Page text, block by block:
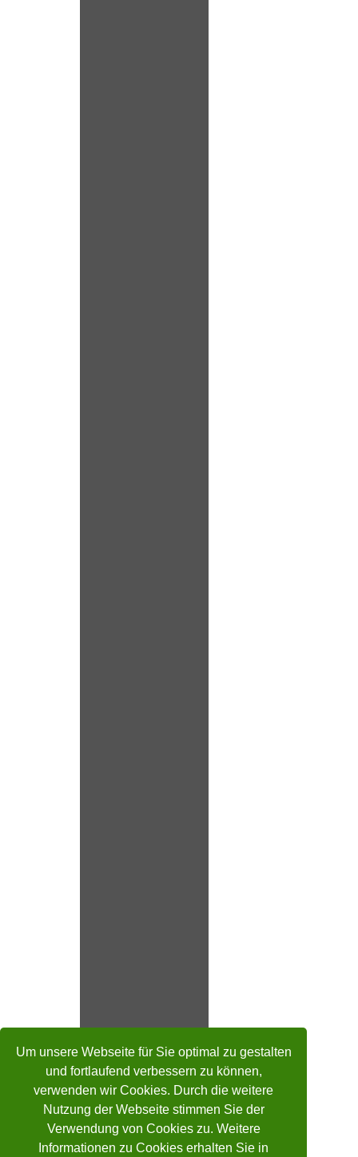
Um unsere Webseite für Sie optimal zu gestalten
und fortlaufend verbessern zu können,
verwenden wir Cookies. Durch die weitere
Nutzung der Webseite stimmen Sie der
Verwendung von Cookies zu. Weitere
Informationen zu Cookies erhalten Sie in